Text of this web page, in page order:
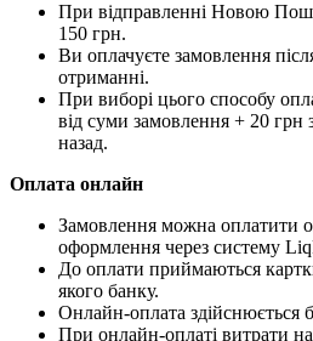
При відправленні Новою
150 грн.
Ви оплачуєте замовлення
отриманні.
При виборі цього способу
від суми замовлення + 20 грн
назад.
Оплата онлайн
Замовлення можна оплатити
оформлення через систему
До оплати приймаються
якого банку.
Онлайн-оплата здійснюється
При онлайн-оплаті витрати